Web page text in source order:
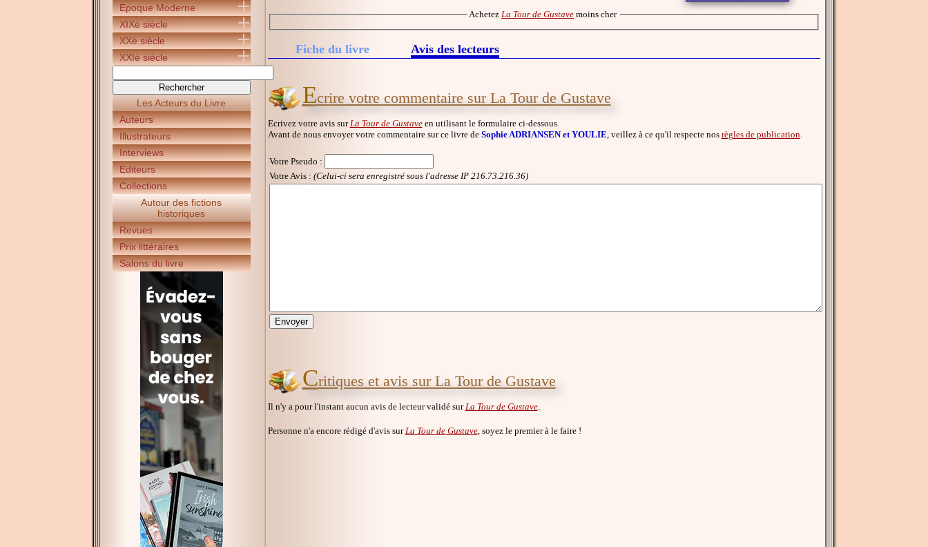
Epoque Moderne
XIXè siècle
XXè siècle
XXIè siècle
Les Acteurs du Livre
Auteurs
Illustrateurs
Interviews
Editeurs
Collections
Autour des fictions
historiques
Revues
Prix littéraires
Salons du livre
Achetez La Tour de Gustave moins cher
Fiche du livre Avis des lecteurs
Ecrire votre commentaire sur La Tour de Gustave
Ecrivez votre avis sur La Tour de Gustaveen utilisant le formulaire ci-dessous.
Avant de nous envoyer votre commentaire sur ce livre de Sophie ADRIANSEN et YOULIE , veillez à ce qu'il respecte nos règles de publication
Votre Pseudo :
Votre Avis : (Celui-ci sera enregistré sous l'adresse IP 216.73.216.36)
Critiques et avis sur La Tour de Gustave
Il n'y a pour l'instant aucun avis de lecteur validé surLa Tour de Gustave.
Personne n'a encore rédigé d'avis sur La Tour de Gustave, soyez le premier à le faire !